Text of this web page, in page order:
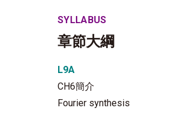
SYLLABUS
章節大綱
L9A
CH6簡介
Fourier synthesis